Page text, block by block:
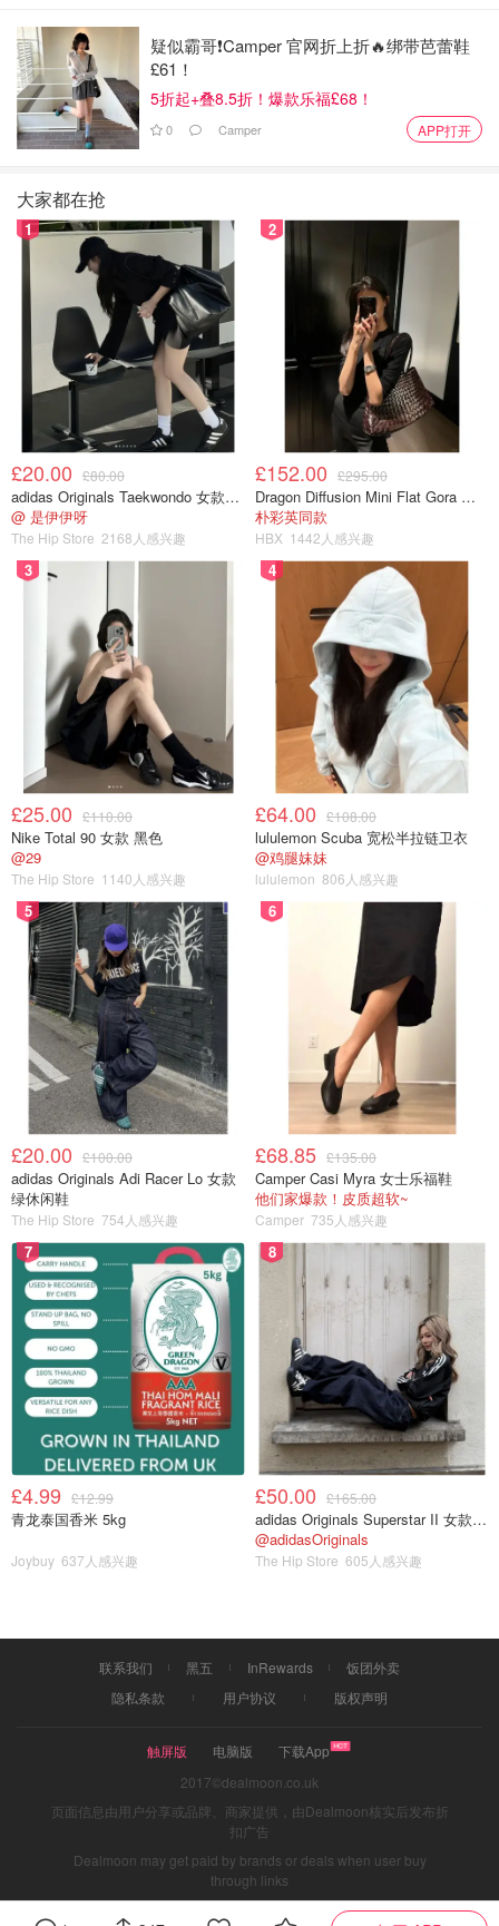
英国女王葬礼时间
英国女王去世为英国国丧，葬礼也将采取最高规格，整个丧
葬流程长达10天。而伊丽莎白二世葬礼时间，确定定于9月
19日星期一。
英国女王葬礼日详细安排
06:30 - 女王威斯敏斯特厅灵柩公众瞻仰仪式结束。
08:00 - 威斯敏斯特教堂大门打开；各国宾客陆续抵
达。
10:44 - 女王的灵柩将从威斯敏斯特大厅运至威斯敏斯
特教堂，国王查尔斯等王室成员会随行。女王灵柩将放
置于皇家海军的国家炮车上、由142名皇家水兵拖动。
该车辆上一次亮相，是在1979年菲利普亲王的舅舅、
蒙巴顿伯爵的丧礼，由142名皇家海军官兵拉动。
葬礼将在11:00开始，预计将有超2,000名宾客参加葬
礼，葬礼结束时会默哀2分钟。
11:00 - 女王国葬典礼开始。葬礼很可能将由威斯敏斯
特教堂的座堂主任牧师大卫·霍伊尔（David Hoyle）主
持，坎特伯雷大主教威尔比（Justin Welby）讲道。
11:55 - 号角军乐《最后岗位》The Last Post 奏响，随
后全国默哀2分钟。
12:15 - 游行队伍将从威斯敏斯特教堂出发，步行至
Wellington Arch，海德公园角附近。
图片来自于@BBC，版权属于原作者
女王国葬后灵车游行路线
公布，从伦敦海德公园角至温
莎路线如下：
Apsley Way - South Carriage Drive - Queens Gate -
Cromwell Road - Talgarth Road (via Hammersmith
Flyover) - Great West Road (A4) - Great South West
Road (A30) - London Road (A30) (via under Chiswick
Flyover) - Staines Road (A30) - Windsor Road (A308)
）
疑似霸哥❗️Camper 官网折上折🔥绑带芭蕾鞋
£61！
5折起+叠8.5折！爆款乐福£68！
0 Camper APP打开
大家都在抢
1
£20.00 £80.00
adidas Originals Taekwondo 女款黑色运动鞋
@ 是伊伊呀
The Hip Store 2168人感兴趣
2
£152.00 £295.00
Dragon Diffusion Mini Flat Gora 深棕色手提包
朴彩英同款
HBX 1442人感兴趣
3
£25.00 £110.00
Nike Total 90 女款 黑色
@29
The Hip Store 1140人感兴趣
4
£64.00 £108.00
lululemon Scuba 宽松半拉链卫衣
@鸡腿妹妹
lululemon 806人感兴趣
5
£20.00 £100.00
adidas Originals Adi Racer Lo 女款
绿休闲鞋
The Hip Store 754人感兴趣
6
£68.85 £135.00
Camper Casi Myra 女士乐福鞋
他们家爆款！皮质超软~
Camper 735人感兴趣
7
£4.99 £12.99
青龙泰国香米 5kg
Joybuy 637人感兴趣
8
£50.00 £165.00
adidas Originals Superstar II 女款串珠休闲鞋 黑色
@adidasOriginals
The Hip Store 605人感兴趣
联系我们 黑五 InRewards
饭团外卖
隐私条款
用户协议 版权声明
触屏版 电脑版
下载App
2017©dealmoon.co.uk
页面信息由用户分享或品牌、商家提供，由Dealmoon核实后发布折
扣广告
Dealmoon may get paid by brands or deals when user buy
through links